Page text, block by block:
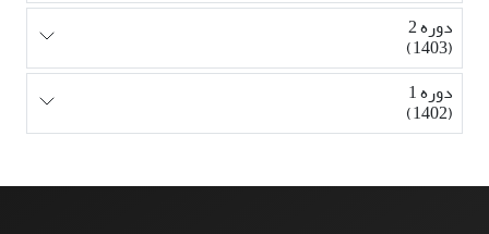
دوره 2
(1403)
دوره 1
(1402)